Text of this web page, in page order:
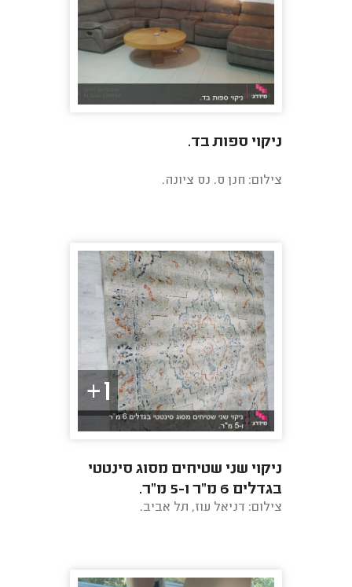
ניקוי ספות בד.
צילום: חנן ס. נס ציונה.
1+
ניקוי שני שטיחים מסוג סינטטי
בגדלים 6 מ"ר ו-5 מ"ר.
צילום: דניאל עוז, תל אביב.